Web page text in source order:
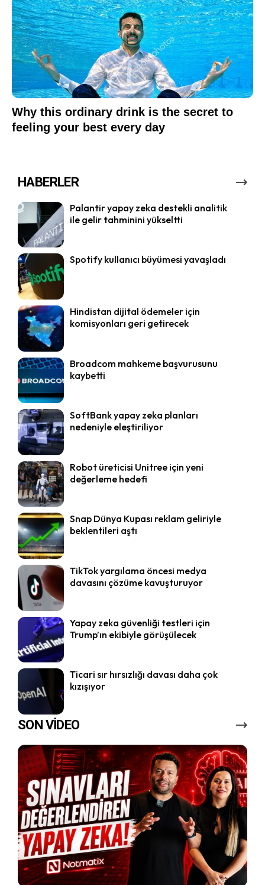
HABERLER
Palantir yapay zeka destekli analitik
ile gelir tahminini yükseltti
Spotify kullanıcı büyümesi yavaşladı
Hindistan dijital ödemeler için
komisyonları geri getirecek
Broadcom mahkeme başvurusunu
kaybetti
SoftBank yapay zeka planları
nedeniyle eleştiriliyor
Robot üreticisi Unitree için yeni
değerleme hedefi
Snap Dünya Kupası reklam geliriyle
beklentileri aştı
TikTok yargılama öncesi medya
davasını çözüme kavuşturuyor
Yapay zeka güvenliği testleri için
Trump’ın ekibiyle görüşülecek
Ticari sır hırsızlığı davası daha çok
kızışıyor
SON VİDEO